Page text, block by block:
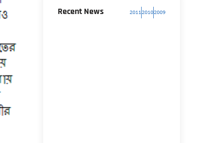
Recent News 2011 20102009